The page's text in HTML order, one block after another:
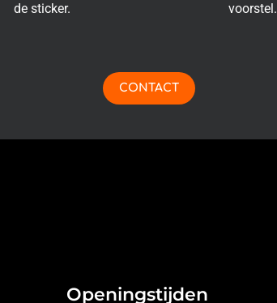
de sticker.
voorstel.
CONTACT
Openingstijden